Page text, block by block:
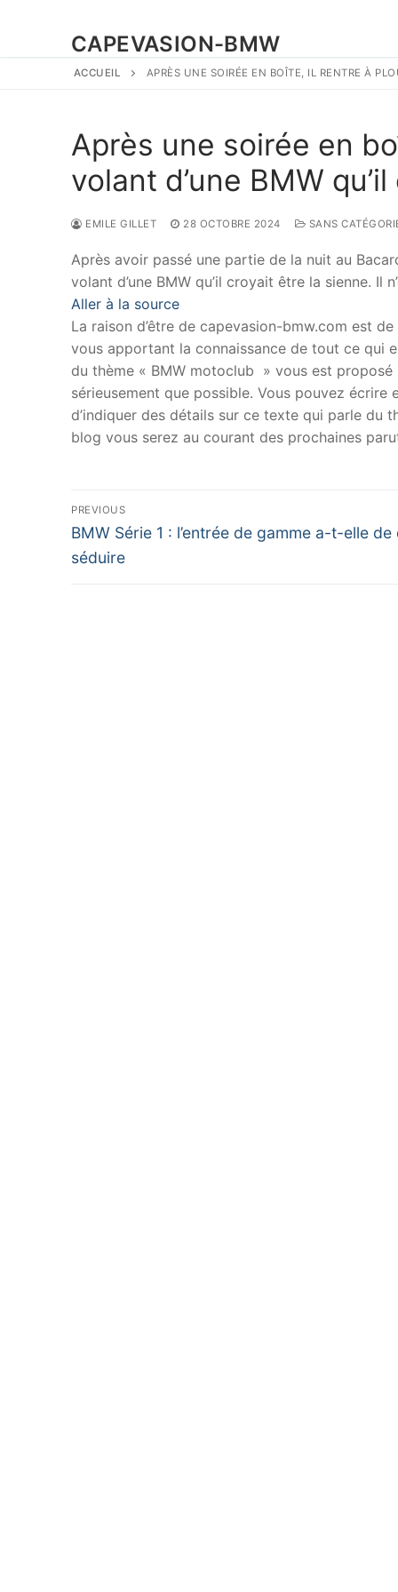
CAPEVASION-BMW
ACCUEIL APRÈS UNE SOIRÉE EN BOÎTE, IL RENTRE À
Après une soirée en
volant d’une BMW
EMILE GILLET 28 OCTOBRE 2024 SANS
Après avoir passé une partie de la nuit au
volant d’une BMW qu’il croyait être la sienne. Il
Aller à la source
La raison d’être de capevasion-bmw.com est
vous apportant la connaissance de tout ce qui
du thème « BMW motoclub » vous est
sérieusement que possible. Vous pouvez
d’indiquer des détails sur ce texte qui parle du
blog vous serez au courant des prochaines
Navigation
de
l’article
PREVIOUS
Previous
post:
BMW Série 1 : l’entrée de gamme a-t-elle de
séduire